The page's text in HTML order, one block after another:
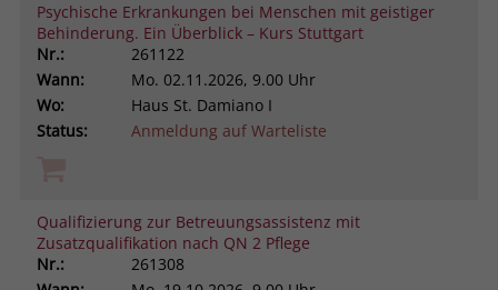
Psychische Erkrankungen bei Menschen mit geistiger
Behinderung. Ein Überblick – Kurs Stuttgart
Nr.:
261122
Wann:
Mo. 02.11.2026, 9.00 Uhr
Wo:
Haus St. Damiano I
Status:
Anmeldung auf Warteliste
Qualifizierung zur Betreuungsassistenz mit
Zusatzqualifikation nach QN 2 Pflege
Nr.:
261308